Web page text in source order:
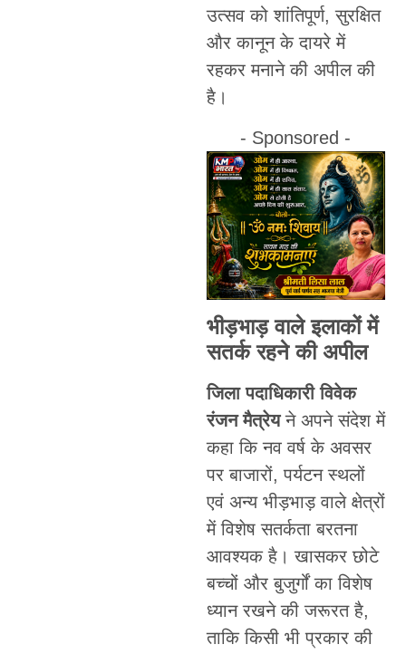
उत्सव को शांतिपूर्ण, सुरक्षित
और कानून के दायरे में
रहकर मनाने की अपील की
है।
- Sponsored -
भीड़भाड़ वाले इलाकों में
सतर्क रहने की अपील
जिला पदाधिकारी विवेक
रंजन मैत्रेयने अपने संदेश में
कहा कि नव वर्ष के अवसर
पर बाजारों, पर्यटन स्थलों
एवं अन्य भीड़भाड़ वाले क्षेत्रों
में विशेष सतर्कता बरतना
आवश्यक है। खासकर छोटे
बच्चों और बुजुर्गों का विशेष
ध्यान रखने की जरूरत है,
ताकि किसी भी प्रकार की